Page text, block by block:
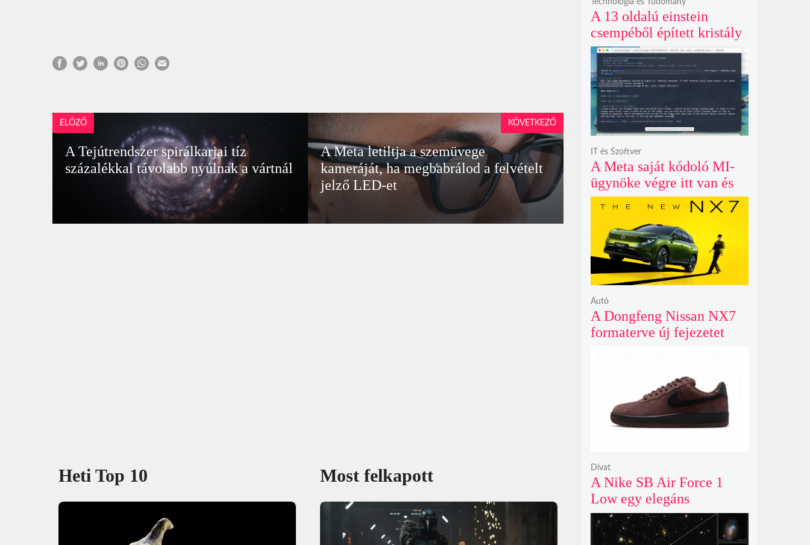
ELŐZŐ
A Tejútrendszer spirálkarjai tíz
százalékkal távolabb nyúlnak a vártnál
A Meta letiltja a szemüvege
kameráját, ha megbabrálod a felvételt
jelző LED-et
KÖVETKEZŐ
Heti Top 10 Most felkapott
A 13 oldalú einstein
csempéből épített kristály
példátlanul forgó
csillagmintát vetít a fény
polarizációjától függően
A Meta saját kódoló MI-
ügynöke végre itt van és
nem fél belenyúlni a
IT és Szoftver
A Dongfeng Nissan NX7
formaterve új fejezetet
Autó
A Nike SB Air Force 1
Low egy elegáns
világosbarna
színváltozatban bukkant
Divat